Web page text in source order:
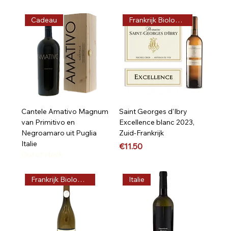
Cadeau
Cantele Amativo Magnum
van Primitivo en
Negroamaro uit Puglia
Italie
Frankrijk Biologisch
Saint Georges d'Ibry
Excellence blanc 2023,
Zuid-Frankrijk
Price
€11.50
Frankrijk Biologisch Italie